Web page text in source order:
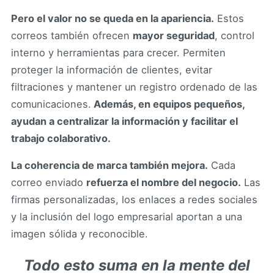
Pero el valor no se queda en la apariencia. Estos
correos también ofrecen mayor seguridad, control
interno y herramientas para crecer. Permiten
proteger la información de clientes, evitar
filtraciones y mantener un registro ordenado de las
comunicaciones. Además, en equipos pequeños,
ayudan a centralizar la información y facilitar el
trabajo colaborativo.
La coherencia de marca también mejora. Cada
correo enviado refuerza el nombre del negocio. Las
firmas personalizadas, los enlaces a redes sociales
y la inclusión del logo empresarial aportan a una
imagen sólida y reconocible.
Todo esto suma en la mente del